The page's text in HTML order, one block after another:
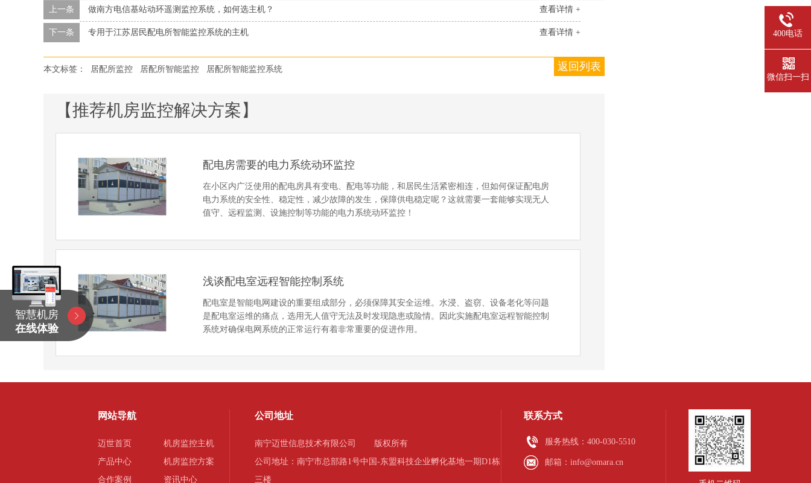
查看详情 +
上一条 做南方电信基站动环遥测监控系统，如何选主机？
查看详情 +
下一条 专用于江苏居民配电所智能监控系统的主机
返回列表
本文标签： 居配所监控 居配所智能监控 居配所智能监控系统
【推荐机房监控解决方案】
配电房需要的电力系统动环监控
在小区内广泛使用的配电房具有变电、配电等功能，和居民生活紧密相连，但如何保证配电房
电力系统的安全性、稳定性，减少故障的发生，保障供电稳定呢？这就需要一套能够实现无人
值守、远程监测、设施控制等功能的电力系统动环监控！
浅谈配电室远程智能控制系统
配电室是智能电网建设的重要组成部分，必须保障其安全运维。水浸、盗窃、设备老化等问题
是配电室运维的痛点，选用无人值守无法及时发现隐患或险情。因此实施配电室远程智能控制
系统对确保电网系统的正常运行有着非常重要的促进作用。
网站导航
迈世首页
机房监控主机
产品中心
机房监控方案
合作案例
资讯中心
公司地址
南宁迈世信息技术有限公司
版权所有
公司地址：南宁市总部路1号中国-东盟科技企业孵化基地一期D1栋
三楼
联系方式
服务热线：400-030-5510
邮箱：info@omara.cn
智慧机房
在线体验
400电话
微信扫一扫